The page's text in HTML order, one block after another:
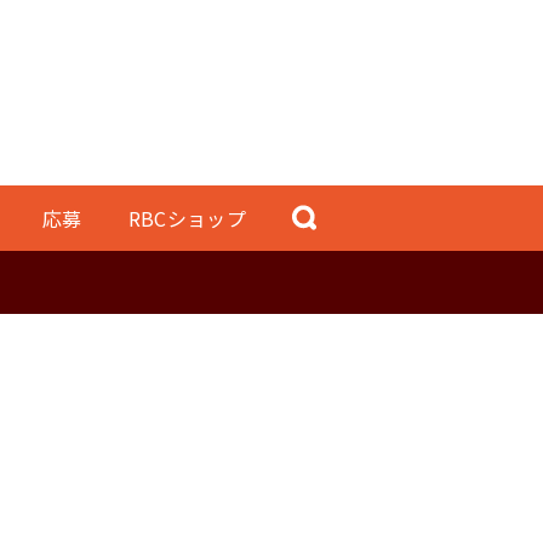
応募 RBCショップ